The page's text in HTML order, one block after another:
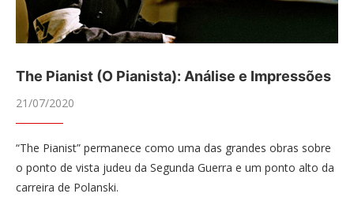
The Pianist (O Pianista): Análise e Impressões
21/07/2020
“The Pianist” permanece como uma das grandes obras sobre
o ponto de vista judeu da Segunda Guerra e um ponto alto da
carreira de Polanski.